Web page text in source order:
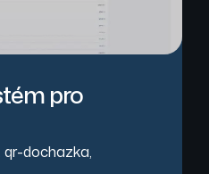
pro
qr-dochazka,